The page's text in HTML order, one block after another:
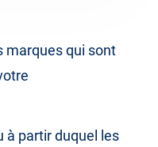
marques qui sont
à partir duquel les